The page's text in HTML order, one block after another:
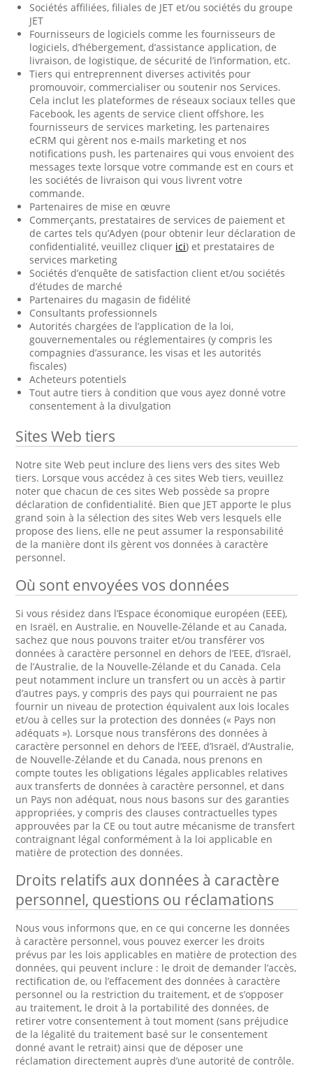
Sociétés affiliées, filiales de JET et/ou sociétés du groupe
JET
Fournisseurs de logiciels comme les fournisseurs de
logiciels, d’hébergement, d’assistance application, de
livraison, de logistique, de sécurité de l’information, etc.
Tiers qui entreprennent diverses activités pour
promouvoir, commercialiser ou soutenir nos Services.
Cela inclut les plateformes de réseaux sociaux telles que
Facebook, les agents de service client offshore, les
fournisseurs de services marketing, les partenaires
eCRM qui gèrent nos e-mails marketing et nos
notifications push, les partenaires qui vous envoient des
messages texte lorsque votre commande est en cours et
les sociétés de livraison qui vous livrent votre
commande.
Partenaires de mise en œuvre
Commerçants, prestataires de services de paiement et
de cartes tels qu’Adyen (pour obtenir leur déclaration de
confidentialité, veuillez cliquer ici) et prestataires de
services marketing
Sociétés d’enquête de satisfaction client et/ou sociétés
d’études de marché
Partenaires du magasin de fidélité
Consultants professionnels
Autorités chargées de l’application de la loi,
gouvernementales ou réglementaires (y compris les
compagnies d’assurance, les visas et les autorités
fiscales)
Acheteurs potentiels
Tout autre tiers à condition que vous ayez donné votre
consentement à la divulgation
Sites Web tiers
Notre site Web peut inclure des liens vers des sites Web
tiers. Lorsque vous accédez à ces sites Web tiers, veuillez
noter que chacun de ces sites Web possède sa propre
déclaration de confidentialité. Bien que JET apporte le plus
grand soin à la sélection des sites Web vers lesquels elle
propose des liens, elle ne peut assumer la responsabilité
de la manière dont ils gèrent vos données à caractère
personnel.
Où sont envoyées vos données
Si vous résidez dans l’Espace économique européen (EEE),
en Israël, en Australie, en Nouvelle-Zélande et au Canada,
sachez que nous pouvons traiter et/ou transférer vos
données à caractère personnel en dehors de l’EEE, d’Israël,
de l’Australie, de la Nouvelle-Zélande et du Canada. Cela
peut notamment inclure un transfert ou un accès à partir
d’autres pays, y compris des pays qui pourraient ne pas
fournir un niveau de protection équivalent aux lois locales
et/ou à celles sur la protection des données (« Pays non
adéquats »). Lorsque nous transférons des données à
caractère personnel en dehors de l’EEE, d’Israël, d’Australie,
de Nouvelle-Zélande et du Canada, nous prenons en
compte toutes les obligations légales applicables relatives
aux transferts de données à caractère personnel, et dans
un Pays non adéquat, nous nous basons sur des garanties
appropriées, y compris des clauses contractuelles types
approuvées par la CE ou tout autre mécanisme de transfert
contraignant légal conformément à la loi applicable en
matière de protection des données.
Droits relatifs aux données à caractère
personnel, questions ou réclamations
Nous vous informons que, en ce qui concerne les données
à caractère personnel, vous pouvez exercer les droits
prévus par les lois applicables en matière de protection des
données, qui peuvent inclure : le droit de demander l’accès,
rectification de, ou l’effacement des données à caractère
personnel ou la restriction du traitement, et de s’opposer
au traitement, le droit à la portabilité des données, de
retirer votre consentement à tout moment (sans préjudice
de la légalité du traitement basé sur le consentement
donné avant le retrait) ainsi que de déposer une
réclamation directement auprès d’une autorité de contrôle.